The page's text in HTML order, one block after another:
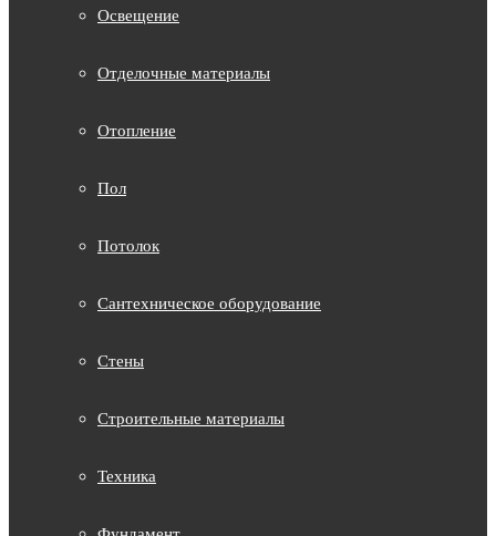
Освещение
Отделочные материалы
Отопление
Пол
Потолок
Сантехническое оборудование
Стены
Строительные материалы
Техника